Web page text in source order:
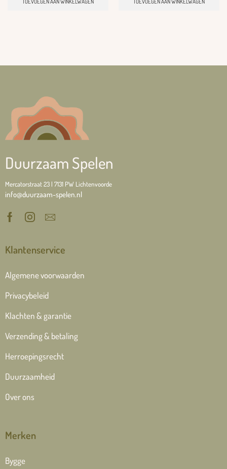
TOEVOEGEN AAN WINKELWAGEN TOEVOEGEN AAN WINKELWAGEN
Duurzaam Spelen
Mercatorstraat 23 | 7131 PW Lichtenvoorde
info@duurzaam-spelen.nl
Klantenservice
Algemene voorwaarden
Privacybeleid
Klachten & garantie
Verzending & betaling
Herroepingsrecht
Duurzaamheid
Over ons
Merken
Bygge